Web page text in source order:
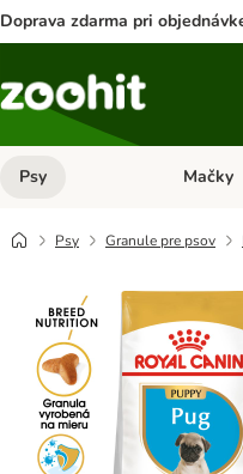
Doprava zdarma pri
Psy Otvoriť
Mačky
Psy Granule pre psov